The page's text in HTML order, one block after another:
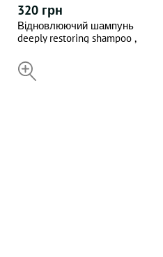
320 грн
Відновлюючий шампунь
deeply restoring shampoo ,